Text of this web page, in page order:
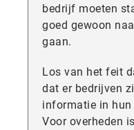
bedrijf moeten
goed gewoon
gaan.
Los van het feit
dat er bedrijven
informatie in hun
Voor overheden